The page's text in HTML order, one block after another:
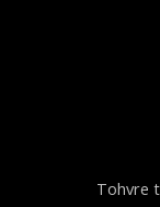
Tohvre